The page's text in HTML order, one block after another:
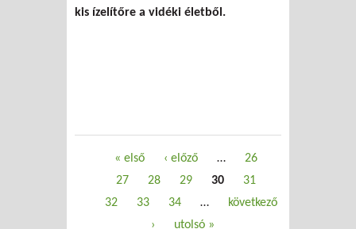
kis ízelítőre a vidéki életből.
Oldalak« első ‹ előző …
26
27
28 29 30
31
32
33 34 …
következő
›
utolsó »